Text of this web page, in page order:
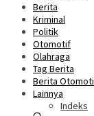
Berita
Kriminal
Politik
Otomotif
Olahraga
Tag Berita
Berita
Lainnya
Indeks